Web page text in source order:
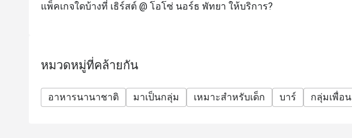
แพ็คเกจใดบ้างที่ เธิร์สต์ @ โอโซ่ นอร์ธ พัทยา ให้บริการ?
หมวดหมู่ที่คล้ายกัน
อาหารนานาชาติ มาเป็นกลุ่ม เหมาะสำหรับเด็ก บาร์ กลุ่มเพื่อน